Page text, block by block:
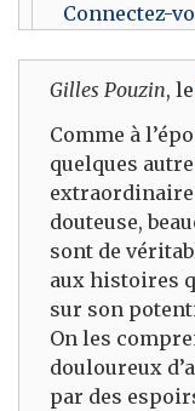
Connectez-
Gilles Pouzin, le
Comme à
quelques
douteuse,
sont de
aux histoires
sur son
On les
douloureux
par des